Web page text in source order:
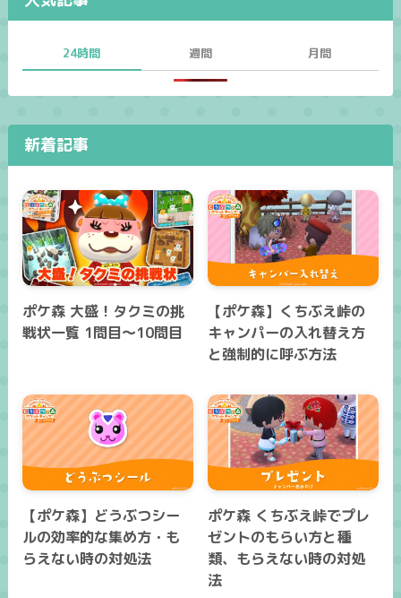
24時間 週間 月間
新着記事
ポケ森 大盛！タクミの挑
戦状一覧 1問目～10問目
【ポケ森】くちぶえ峠の
キャンパーの入れ替え方
と強制的に呼ぶ方法
【ポケ森】どうぶつシー
ルの効率的な集め方・も
らえない時の対処法
ポケ森 くちぶえ峠でプレ
ゼントのもらい方と種
類、もらえない時の対処
法